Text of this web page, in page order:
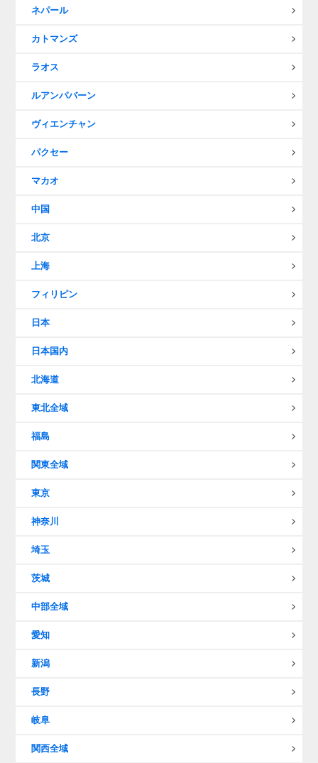
ネパール
カトマンズ
ラオス
ルアンパバーン
ヴィエンチャン
パクセー
マカオ
中国
北京
上海
フィリピン
日本
日本国内
北海道
東北全域
福島
関東全域
東京
神奈川
埼玉
茨城
中部全域
愛知
新潟
長野
岐阜
関西全域